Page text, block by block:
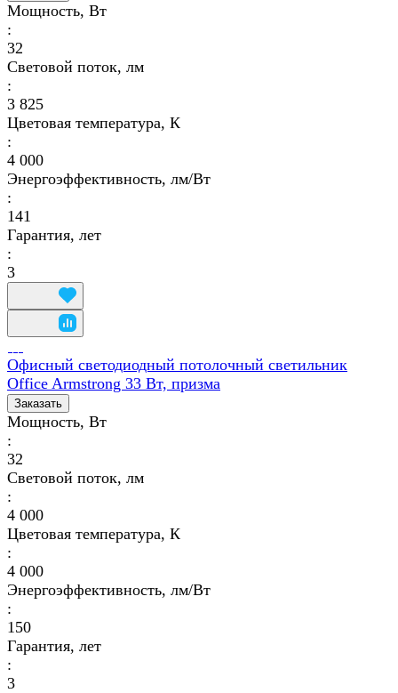
Мощность, Вт
:
32
Световой поток, лм
:
3 825
Цветовая температура, К
:
4 000
Энергоэффективность, лм/Вт
:
141
Гарантия, лет
:
3
Офисный светодиодный потолочный светильник
Office Armstrong 33 Вт, призма
Заказать
Мощность, Вт
:
32
Световой поток, лм
:
4 000
Цветовая температура, К
:
4 000
Энергоэффективность, лм/Вт
:
150
Гарантия, лет
:
3